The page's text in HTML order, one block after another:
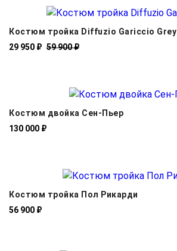
Костюм тройка Diffuzio Gariccio Grey
29 950 ₽ 59 900 ₽
Костюм двойка Cен-Пьер
130 000 ₽
Костюм тройка Пол Рикарди
56 900 ₽